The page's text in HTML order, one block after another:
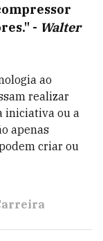
- Walter
ao
realizar
iniciativa ou a
apenas
criar ou